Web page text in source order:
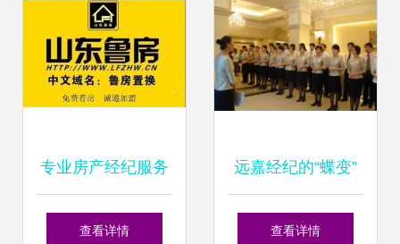
专业房产经纪服务
连接理想家园与品
查看详情
远嘉经纪的“蝶变”
创新驱动房地产经
查看详情